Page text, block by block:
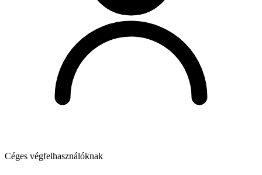
Céges végfelhasználóknak